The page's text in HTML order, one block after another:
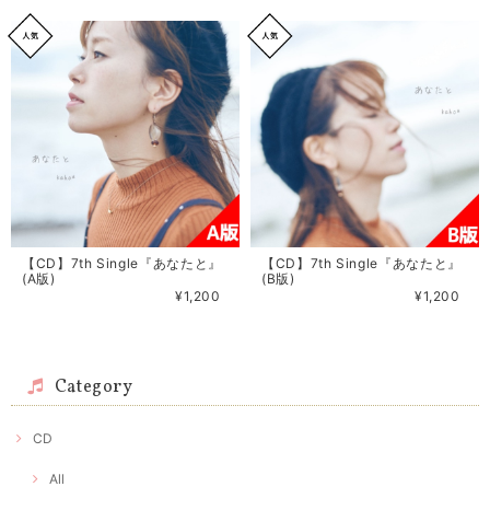
【CD】7th Single『あなたと』
(A版)
¥1,200
【CD】7th Single『あなたと』
(B版)
¥1,200
Category
CD
All